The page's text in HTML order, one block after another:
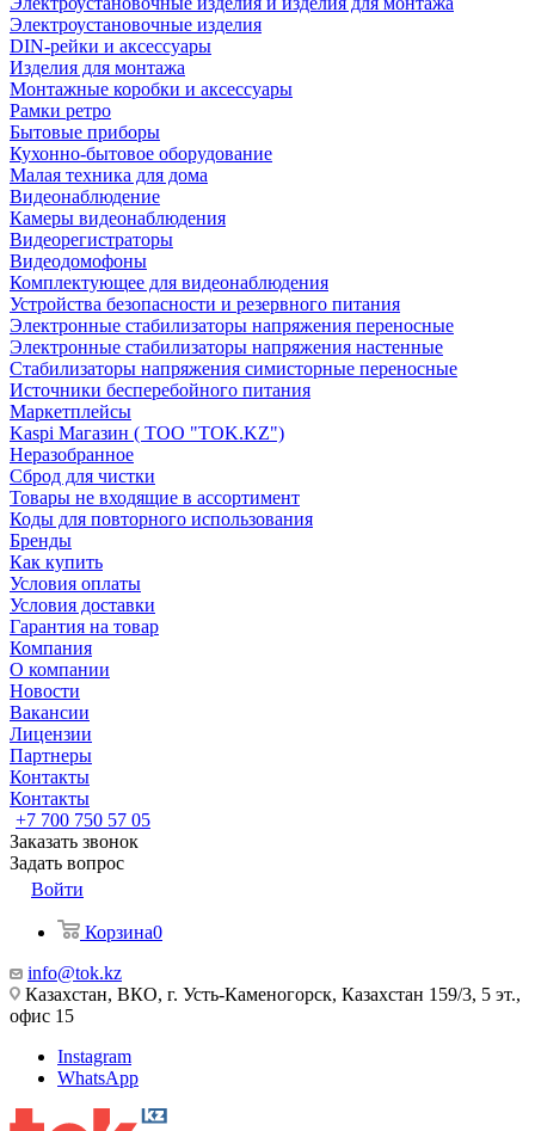
Электроустановочные изделия
DIN-рейки и аксессуары
Изделия для монтажа
Монтажные коробки и аксессуары
Рамки ретро
Бытовые приборы
Кухонно-бытовое оборудование
Малая техника для дома
Видеонаблюдение
Камеры видеонаблюдения
Видеорегистраторы
Видеодомофоны
Комплектующее для видеонаблюдения
Устройства безопасности и резервного питания
Электронные стабилизаторы напряжения переносные
Электронные стабилизаторы напряжения настенные
Стабилизаторы напряжения симисторные переносные
Источники бесперебойного питания
Маркетплейсы
Kaspi Магазин ( ТОО "TOK.KZ")
Неразобранное
Сброд для чистки
Товары не входящие в ассортимент
Коды для повторного использования
Бренды
Как купить
Условия оплаты
Условия доставки
Гарантия на товар
Компания
О компании
Новости
Вакансии
Лицензии
Партнеры
Контакты
Контакты
+7 700 750 57 05
Заказать звонок
Задать вопрос
Войти
Корзина0
info@tok.kz
Казахстан, ВКО, г. Усть-Каменогорск, Казахстан 159/3, 5 эт.,
офис 15
Instagram
WhatsApp